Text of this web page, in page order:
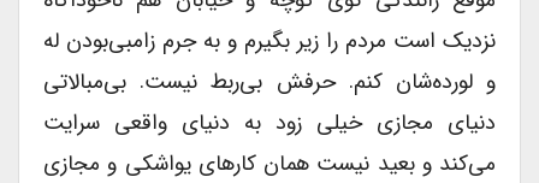
نزدیک است مردم را زیر بگیرم و به جرم زامبی‌بودن له
و لورده‌شان کنم. حرفش بی‌ربط نیست. بی‌مبالاتی
دنیای مجازی خیلی زود به دنیای واقعی سرایت
می‌کند و بعید نیست همان کارهای یواشکی و مجازی